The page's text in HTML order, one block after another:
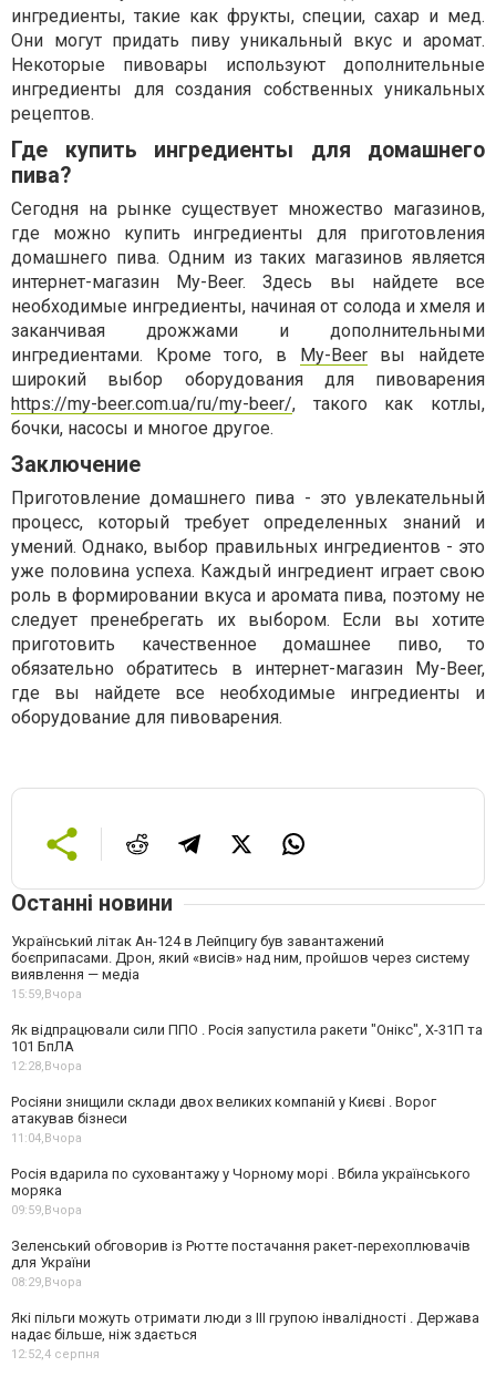
ингредиенты, такие как фрукты, специи, сахар и мед.
Они могут придать пиву уникальный вкус и аромат.
Некоторые пивовары используют дополнительные
ингредиенты для создания собственных уникальных
рецептов.
Где купить ингредиенты для домашнего
пива?
Сегодня на рынке существует множество магазинов,
где можно купить ингредиенты для приготовления
домашнего пива. Одним из таких магазинов является
интернет-магазин My-Beer. Здесь вы найдете все
необходимые ингредиенты, начиная от солода и хмеля и
заканчивая дрожжами и дополнительными
ингредиентами. Кроме того, в My-Beerвы найдете
широкий выбор оборудования для пивоварения
https://my-beer.com.ua/ru/my-beer/, такого как котлы,
бочки, насосы и многое другое.
Заключение
Приготовление домашнего пива - это увлекательный
процесс, который требует определенных знаний и
умений. Однако, выбор правильных ингредиентов - это
уже половина успеха. Каждый ингредиент играет свою
роль в формировании вкуса и аромата пива, поэтому не
следует пренебрегать их выбором. Если вы хотите
приготовить качественное домашнее пиво, то
обязательно обратитесь в интернет-магазин My-Beer,
где вы найдете все необходимые ингредиенты и
оборудование для пивоварения.
Останні новини
Український літак Ан-124 в Лейпцигу був завантажений
боєприпасами. Дрон, який «висів» над ним, пройшов через систему
виявлення — медіа
15:59,Вчора
Як відпрацювали сили ППО . Росія запустила ракети "Онікс", Х-31П та
101 БпЛА
12:28,Вчора
Росіяни знищили склади двох великих компаній у Києві . Ворог
атакував бізнеси
11:04,Вчора
Росія вдарила по суховантажу у Чорному морі . Вбила українського
моряка
09:59,Вчора
Зеленський обговорив із Рютте постачання ракет-перехоплювачів
для України
08:29,Вчора
Які пільги можуть отримати люди з III групою інвалідності . Держава
надає більше, ніж здається
12:52,4 серпня